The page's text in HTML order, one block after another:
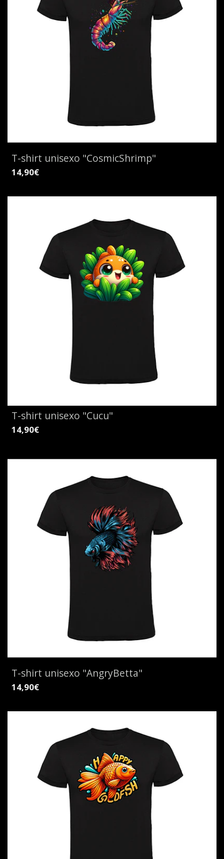
T-shirt unisexo "CosmicShrimp"
14,90€
T-shirt unisexo "Cucu"
14,90€
T-shirt unisexo "AngryBetta"
14,90€